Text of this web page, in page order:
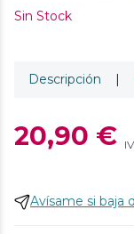
Sin Stock
Descripción |
20,90 €
Avísame si baja